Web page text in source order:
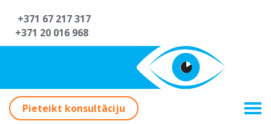
+371 67 217 317
+371 20 016 968
Pieteikt konsultāciju